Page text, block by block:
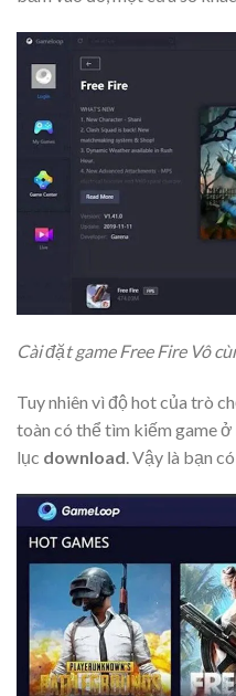
Cài đặt game Free Fire Vô
Tuy nhiên vì độ hot của trò
toàn có thể tìm kiếm game ở
lục download. Vậy là bạn